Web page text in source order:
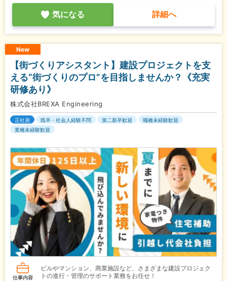
気になる 詳細へ
New
【街づくりアシスタント】建設プロジェクトを支
える“街づくりのプロ”を目指しませんか？《充実
研修あり》
株式会社BREXA Engineering
正社員 既卒・社会人経験不問 第二新卒歓迎
職種未経験歓迎
業種未経験歓迎
仕事内容
ビルやマンション、商業施設など、さまざまな建設プロジェク
トの進行・管理のサポート業務をお任せ！